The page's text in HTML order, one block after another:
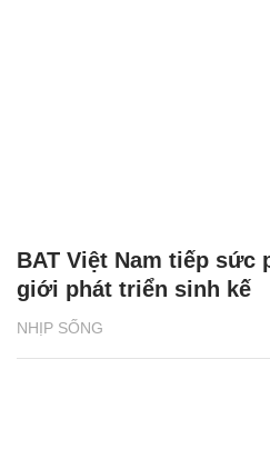
NHỊP SỐNG
BAT Việt Nam tiếp sức
giới phát triển sinh kế